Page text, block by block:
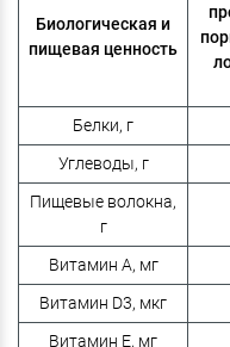
Биологическая и
пищевая ценность
Белки, г
Углеводы, г
Пищевые волокна,
г
Витамин A, мг
Витамин D3, мкг
Витамин E, мг